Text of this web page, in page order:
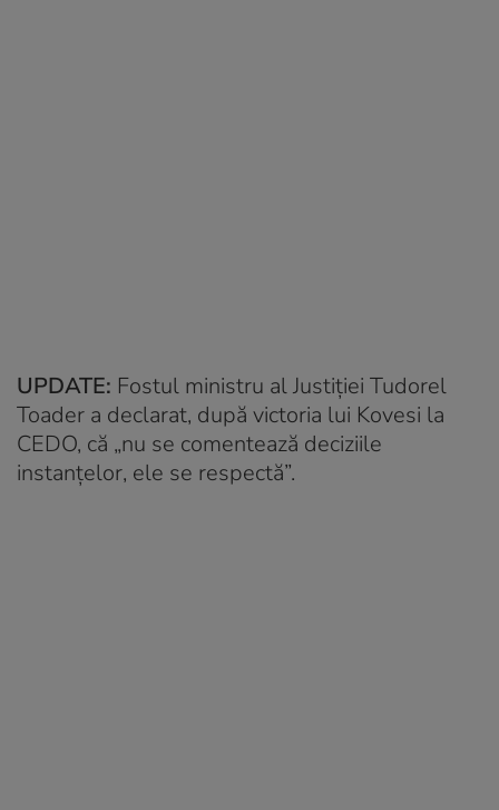
UPDATE: Fostul ministru al Justiției Tudorel
Toader a declarat, după victoria lui Kovesi la
CEDO, că „nu se comentează deciziile
instanţelor, ele se respectă”.